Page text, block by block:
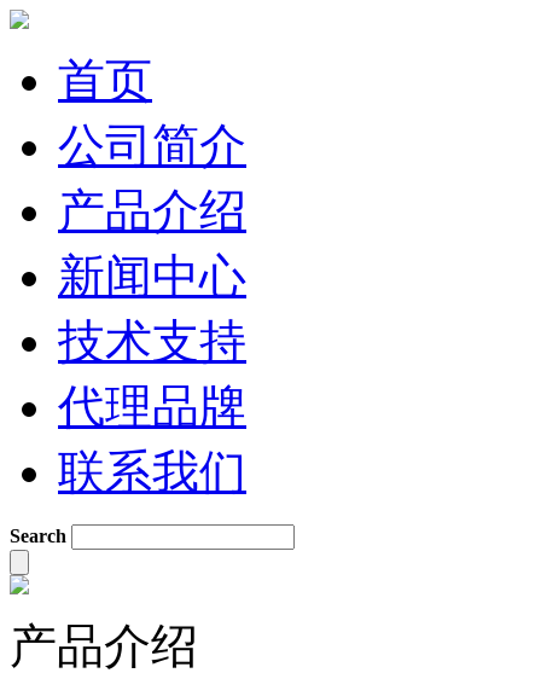
首页
公司简介
产品介绍
新闻中心
技术支持
代理品牌
联系我们
Search
产品介绍